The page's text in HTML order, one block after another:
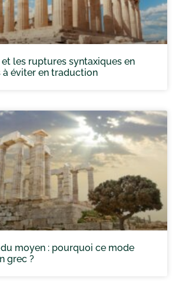
et les ruptures syntaxiques en
à éviter en traduction
moyen : pourquoi ce mode
grec ?